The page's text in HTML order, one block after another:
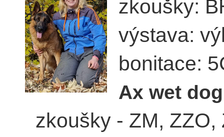
zkoušky:
výstava:
bonitace:
Ax wet
zkoušky - ZM, ZZO,